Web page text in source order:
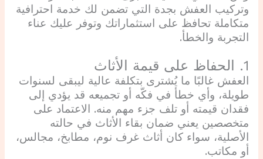
وتركيب العفش بجدة التي تضمن لك خدمة احترافية
متكاملة تحافظ على استثماراتك وتوفر عليك عناء
التجربة والخطأ.
1. الحفاظ على قيمة الأثاث
العفش غالبًا ما يُشترى بتكلفة عالية ليبقى لسنوات
طويلة، وأي خطأ في فكّه أو تجميعه قد يؤدي إلى
فقدان قيمته أو تلف جزء مهم منه. الاعتماد على
متخصصين يعني ضمان بقاء الأثاث في حالته
الأصلية، سواء كان أثاث غرف نوم، مطابخ، مجالس،
أو مكاتب.